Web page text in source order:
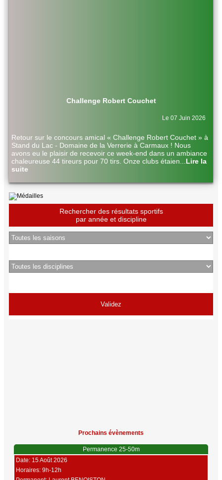
Challenge Robert Couchet
Le 07 Juin 2026
Retour sur le concours amical « Challenge Robert Couchet » à
Stand du Lac - Domaine de la Verrerie à Carmaux ! Nous
avons eu le plaisir de recevoir ce week-end dans un ambiance
chaleureuse 44 tireurs pour 70 tirs. Onze clubs étaien
Lire la
suite
Rechercher des résultats sportifs
par année et discipline
Prochains évènements
Permanence 25-50m
Date: 15 Août 2026
Horaires: 9h-12h